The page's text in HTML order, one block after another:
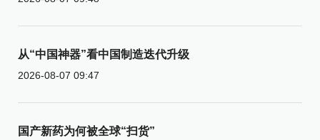
从“中国神器”看中国制造迭代升级
2026-08-07 09:47
国产新药为何被全球“扫货”